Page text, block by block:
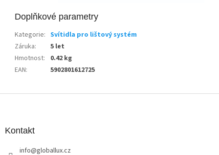
Doplňkové parametry
Kategorie: Svítidla pro lištový systém
Záruka:
5 let
Hmotnost:
0.42 kg
EAN: 5902801612725
Kontakt
info@globallux.cz